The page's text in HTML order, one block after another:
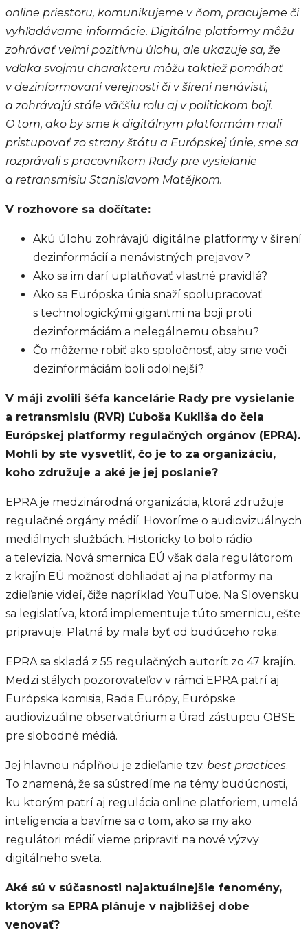
online priestoru, komunikujeme v ňom, pracujeme či
vyhľadávame informácie. Digitálne platformy môžu
zohrávať veľmi pozitívnu úlohu, ale ukazuje sa, že
vďaka svojmu charakteru môžu taktiež pomáhať
v dezinformovaní verejnosti či v šírení nenávisti,
a zohrávajú stále väčšiu rolu aj v politickom boji.
O tom, ako by sme k digitálnym platformám mali
pristupovať zo strany štátu a Európskej únie, sme sa
rozprávali s pracovníkom Rady pre vysielanie
a retransmisiu Stanislavom Matějkom.
V rozhovore sa dočítate:
Akú úlohu zohrávajú digitálne platformy v šírení
dezinformácií a nenávistných prejavov?
Ako sa im darí uplatňovať vlastné pravidlá?
Ako sa Európska únia snaží spolupracovať
s technologickými gigantmi na boji proti
dezinformáciám a nelegálnemu obsahu?
Čo môžeme robiť ako spoločnosť, aby sme voči
dezinformáciám boli odolnejší?
V máji zvolili šéfa kancelárie Rady pre vysielanie
a retransmisiu (RVR) Ľuboša Kukliša do čela
Európskej platformy regulačných orgánov (EPRA).
Mohli by ste vysvetliť, čo je to za organizáciu,
koho združuje a aké je jej poslanie?
EPRA je medzinárodná organizácia, ktorá združuje
regulačné orgány médií. Hovoríme o audiovizuálnych
mediálnych službách. Historicky to bolo rádio
a televízia. Nová smernica EÚ však dala regulátorom
z krajín EÚ možnosť dohliadať aj na platformy na
zdieľanie videí, čiže napríklad YouTube. Na Slovensku
sa legislatíva, ktorá implementuje túto smernicu, ešte
pripravuje. Platná by mala byť od budúceho roka.
EPRA sa skladá z 55 regulačných autorít zo 47 krajín.
Medzi stálych pozorovateľov v rámci EPRA patrí aj
Európska komisia, Rada Európy, Európske
audiovizuálne observatórium a Úrad zástupcu OBSE
pre slobodné médiá.
Jej hlavnou náplňou je zdieľanie tzv. best practices.
To znamená, že sa sústredíme na témy budúcnosti,
ku ktorým patrí aj regulácia online platforiem, umelá
inteligencia a bavíme sa o tom, ako sa my ako
regulátori médií vieme pripraviť na nové výzvy
digitálneho sveta.
Aké sú v súčasnosti najaktuálnejšie fenomény,
ktorým sa EPRA plánuje v najbližšej dobe
venovať?